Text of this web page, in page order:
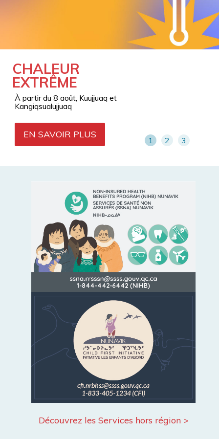
CHALEUR
EXTRÊME
À partir du 8 août, Kuujjuaq et
Kangiqsualujjuaq
EN SAVOIR PLUS
MAUVAISE
QUALITÉ DE L'AIR
Alerte orange à Kangiqsualujjuaq à
partir du 7 juillet
EN SAVOIR PLUS
SERVICES HORS
RÉGION: UN PONT
VIVANT ENTRE LE
NUNAVIK ET LES
SOINS
1 2 3
Découvrez les Services hors région >